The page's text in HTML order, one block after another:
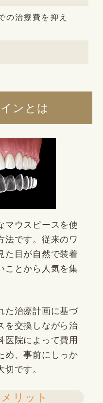
の治療費を抑え
ンとは
マウスピースを使
法です。従来のワ
た目が自然で装着
ことから人気を集
た治療計画に基づ
を交換しながら治
医院によって費用
め、事前にしっか
です。
リット